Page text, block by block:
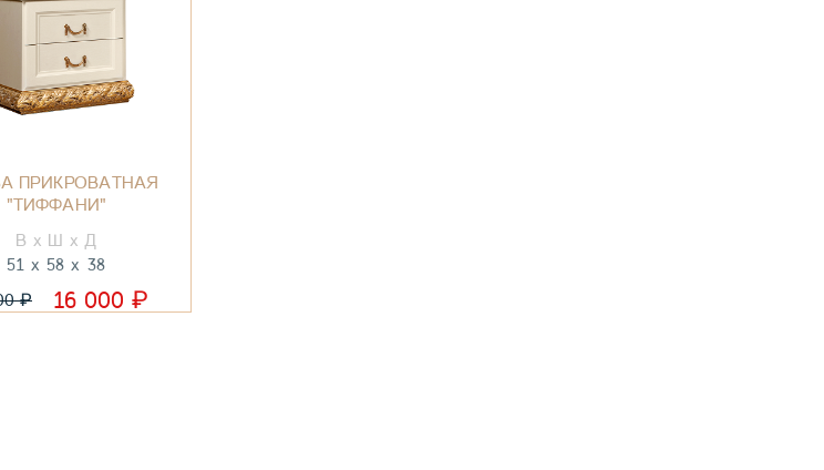
ПРИКРОВАТНАЯ
"ТИФФАНИ"
51 58
38
₽ 16 000₽